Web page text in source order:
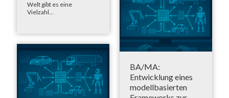
Welt gibt es eine
Vielzahl...
BA/MA:
Entwicklung eines
modellbasierten